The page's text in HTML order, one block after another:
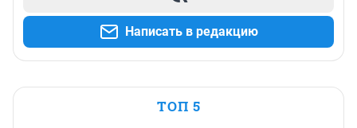
Написать в редакцию
ТОП 5